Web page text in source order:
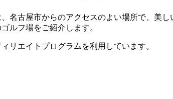
名古屋市からのアクセスのよい場所で、美
ルフ場をご紹介します。
リエイトプログラムを利用しています。